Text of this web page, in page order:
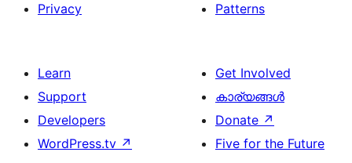
Privacy
Patterns
Learn
Support
Developers
WordPress.tv ↗
Get Involved
കാര്യങ്ങള്‍
Donate ↗
Five for the Future